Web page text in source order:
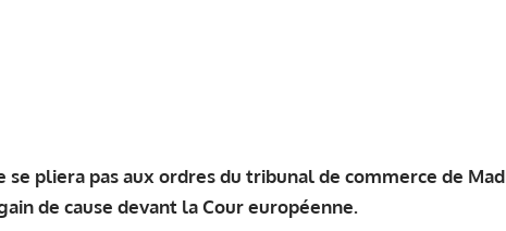
se pliera pas aux ordres du tribunal de commerce de
de cause devant la Cour européenne.